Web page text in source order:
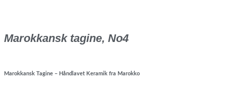
Marokkansk tagine, No4
Marokkansk Tagine – Håndlavet Keramik fra Marokko